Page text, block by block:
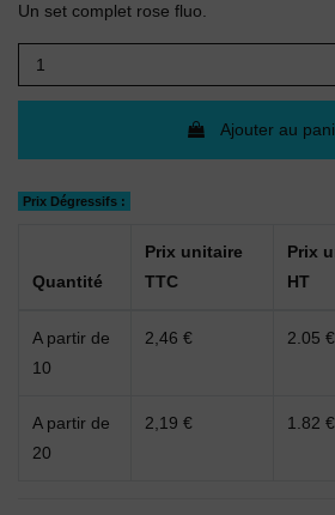
Un set complet rose fluo.
Ajouter au
Prix Dégressifs :
Quantité
Prix unitaire
TTC
Prix
HT
A partir de
10
2,46 € 2.05 €
A partir de
20
2,19 € 1.82 €